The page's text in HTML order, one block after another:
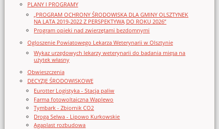
PLANY I PROGRAMY
„PROGRAM OCHRONY ŚRODOWISKA DLA GMINY OLSZTYNEK
NA LATA 2019-2022 Z PERSPEKTYWĄ DO ROKU 2026”
Program opieki nad zwierzętami bezdomnymi
Ogloszenie Powiatowego Lekarza Weterynarii w Olsztynie
Wykaz urzędowych lekarzy weterynarii do badania mięsa na
użytek własny
Obwieszczenia
DECYZJE ŚRODOWISKOWE
Eurotter Logistyka - Stacja paliw
Farma fotowoltaiczna Waplewo
Tymbark - Zbiornik CO2
Droga Selwa - Lipowo Kurkowskie
Agaplast rozbudowa